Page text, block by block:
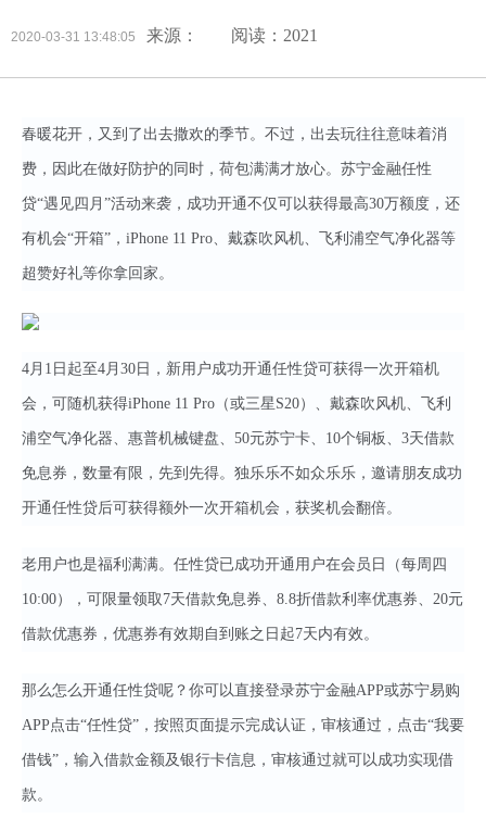
2020-03-31 13:48:05 来源： 阅读：2021
春暖花开，又到了出去撒欢的季节。不过，出去玩往往意味着消
费，因此在做好防护的同时，荷包满满才放心。苏宁金融任性
贷“遇见四月”活动来袭，成功开通不仅可以获得最高30万额度，还
有机会“开箱”，iPhone 11 Pro、戴森吹风机、飞利浦空气净化器等
超赞好礼等你拿回家。
4月1日起至4月30日，新用户成功开通任性贷可获得一次开箱机
会，可随机获得iPhone 11 Pro（或三星S20）、戴森吹风机、飞利
浦空气净化器、惠普机械键盘、50元苏宁卡、10个铜板、3天借款
免息券，数量有限，先到先得。独乐乐不如众乐乐，邀请朋友成功
开通任性贷后可获得额外一次开箱机会，获奖机会翻倍。
老用户也是福利满满。任性贷已成功开通用户在会员日（每周四
10:00），可限量领取7天借款免息券、8.8折借款利率优惠券、20元
借款优惠券，优惠券有效期自到账之日起7天内有效。
那么怎么开通任性贷呢？你可以直接登录苏宁金融APP或苏宁易购
APP点击“任性贷”，按照页面提示完成认证，审核通过，点击“我要
借钱”，输入借款金额及银行卡信息，审核通过就可以成功实现借
款。